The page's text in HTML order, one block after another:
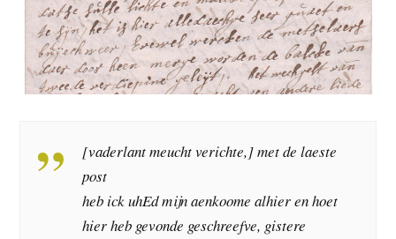
[vaderlant meucht verichte,] met de laeste
post
heb ick uhEd mijn aenkoome alhier en hoet
hier heb gevonde geschreefve, gistere